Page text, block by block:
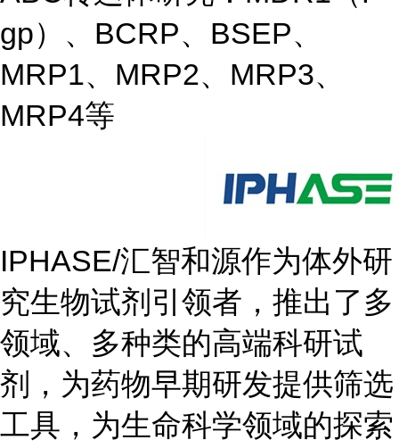
gp）、BCRP、BSEP、
MRP1、MRP2、MRP3、
MRP4等
IPHASE/汇智和源作为体外研
究生物试剂引领者，推出了多
领域、多种类的高端科研试
剂，为药物早期研发提供筛选
工具，为生命科学领域的探索